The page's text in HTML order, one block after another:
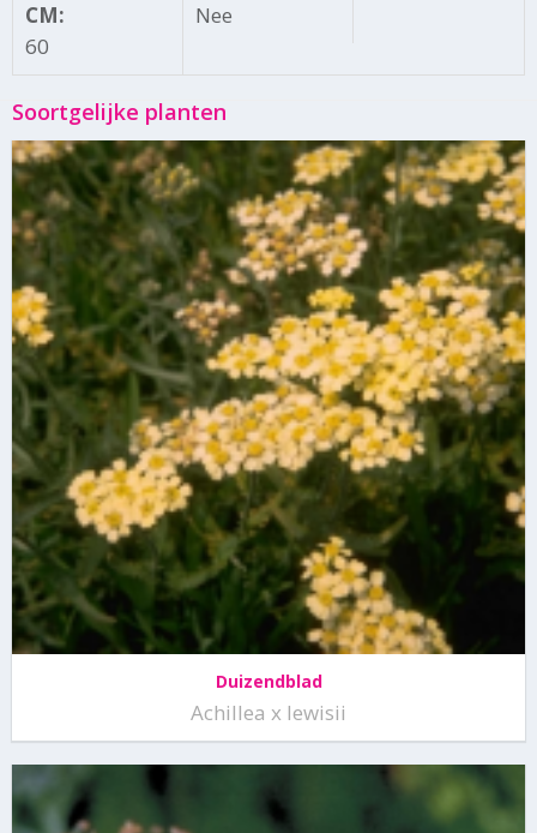
CM:
60
Nee
Soortgelijke planten
Duizendblad
Achillea x lewisii